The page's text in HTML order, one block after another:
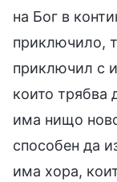
на Бог в
приключило,
приключил с
които трябва
има нищо
способен да
има хора,